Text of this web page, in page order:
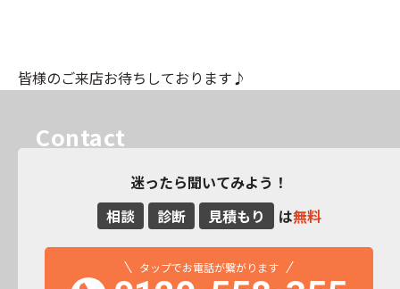
皆様のご来店お待ちしております♪
Contact
迷ったら聞いてみよう！
相談
診断 見積もり は無料
タップでお電話が繋がります